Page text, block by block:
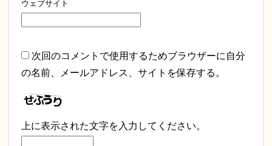
ウェブサイト
次回のコメントで使用するためブラウザーに自分
の名前、メールアドレス、サイトを保存する。
上に表示された文字を入力してください。